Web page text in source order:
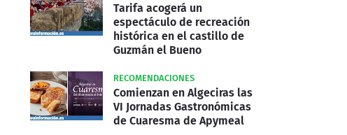
Tarifa acogerá un
espectáculo de recreación
histórica en el castillo de
Guzmán el Bueno
RECOMENDACIONES
Comienzan en Algeciras las
VI Jornadas Gastronómicas
de Cuaresma de Apymeal